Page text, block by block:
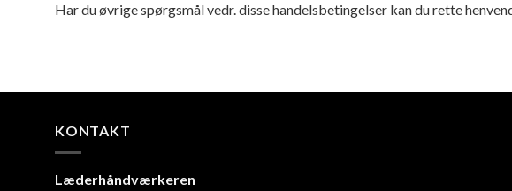
Har du øvrige spørgsmål vedr. disse handelsbetingelser kan du rette
KONTAKT
Læderhåndværkeren